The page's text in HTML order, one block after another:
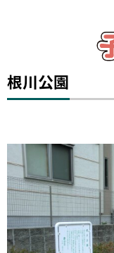
根川公園